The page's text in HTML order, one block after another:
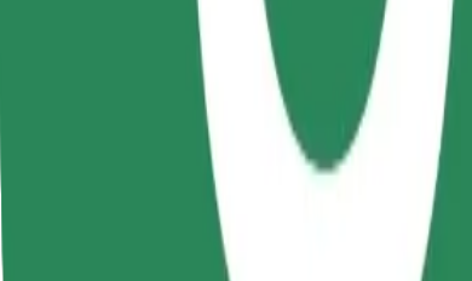
Орієнтовний час поїздки